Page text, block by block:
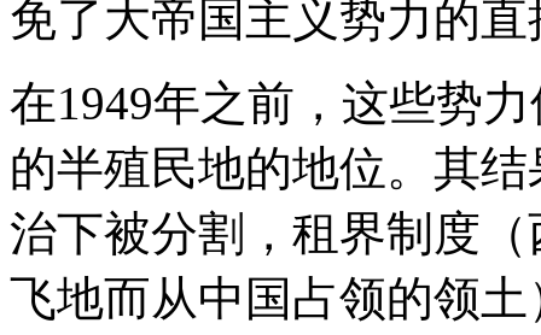
免了大帝国主义势力的
在1949年之前，这些势
的半殖民地的地位。其
治下被分割，租界制度
飞地而从中国占领的领